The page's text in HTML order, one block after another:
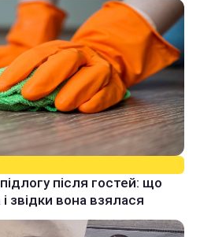
після гостей: що
звідки вона взялася